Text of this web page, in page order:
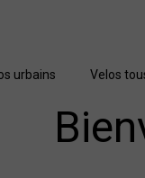
urbains Velos